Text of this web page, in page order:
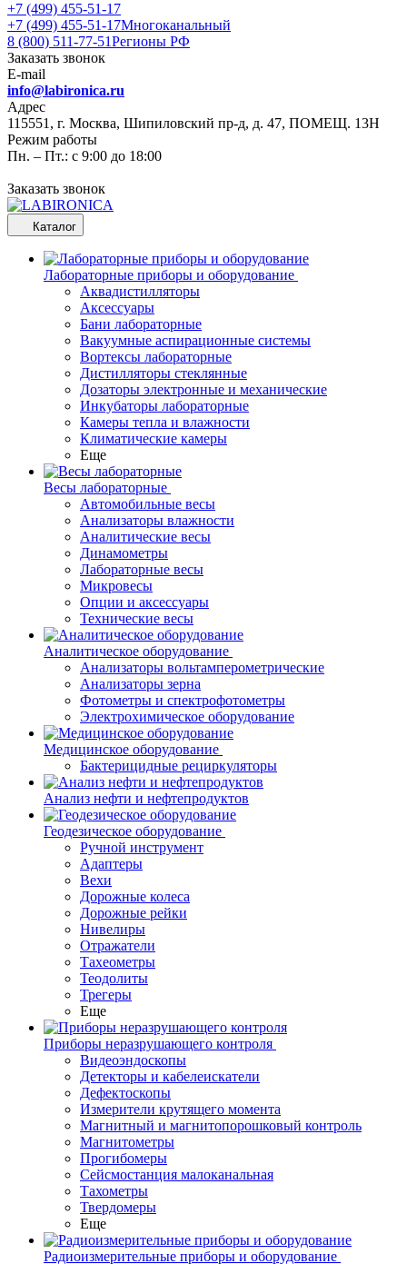
+7 (499) 455-51-17
+7 (499) 455-51-17Многоканальный
8 (800) 511-77-51Регионы РФ
Заказать звонок
E-mail
info@labironica.ru
Адрес
115551, г. Москва, Шипиловский пр-д, д. 47, ПОМЕЩ. 13Н
Режим работы
Пн. – Пт.: с 9:00 до 18:00
Заказать звонок
Каталог
Лабораторные приборы и оборудование
Аквадистилляторы
Аксессуары
Бани лабораторные
Вакуумные аспирационные системы
Вортексы лабораторные
Дистилляторы стеклянные
Дозаторы электронные и механические
Инкубаторы лабораторные
Камеры тепла и влажности
Климатические камеры
Еще
Весы лабораторные
Автомобильные весы
Анализаторы влажности
Аналитические весы
Динамометры
Лабораторные весы
Микровесы
Опции и аксессуары
Технические весы
Аналитическое оборудование
Анализаторы вольтамперометрические
Анализаторы зерна
Фотометры и спектрофотометры
Электрохимическое оборудование
Медицинское оборудование
Бактерицидные рециркуляторы
Анализ нефти и нефтепродуктов
Геодезическое оборудование
Ручной инструмент
Адаптеры
Вехи
Дорожные колеса
Дорожные рейки
Нивелиры
Отражатели
Тахеометры
Теодолиты
Трегеры
Еще
Приборы неразрушающего контроля
Видеоэндоскопы
Детекторы и кабелеискатели
Дефектоскопы
Измерители крутящего момента
Магнитный и магнитопорошковый контроль
Магнитометры
Прогибомеры
Сейсмостанция малоканальная
Тахометры
Твердомеры
Еще
Радиоизмерительные приборы и оборудование